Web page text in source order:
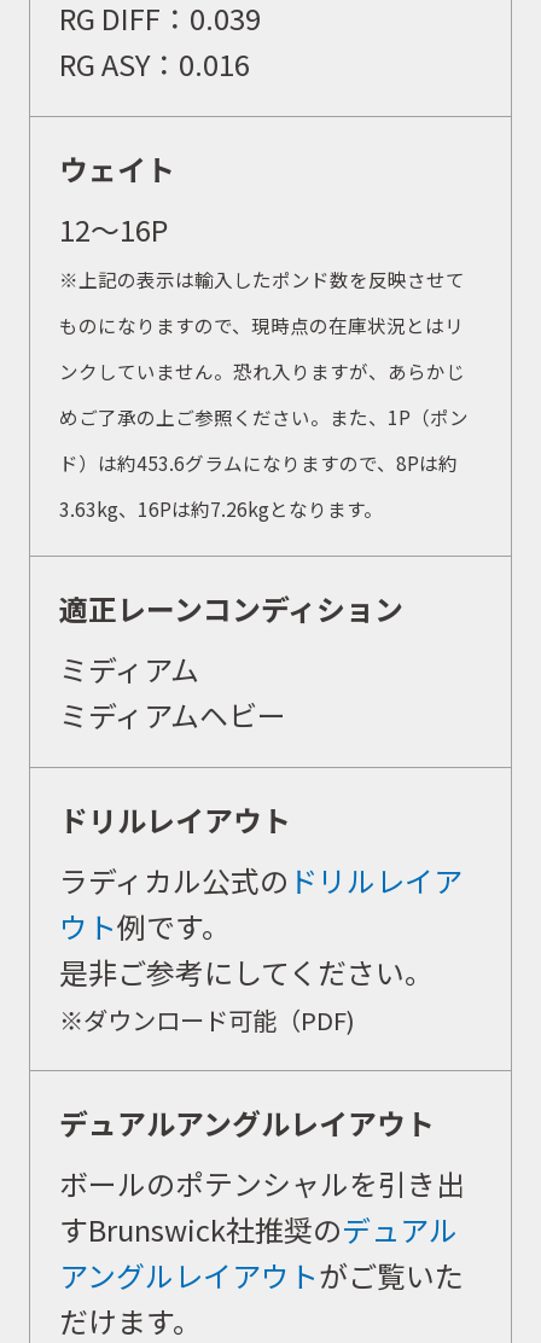
会社概要
RG DIFF： 0.039
RG ASY： 0.016
ウェイト
12〜16P
※上記の表示は輸入したポンド数を反映させて
ものになりますので、現時点の在庫状況とはリ
ンクしていません。恐れ入りますが、あらかじ
めご了承の上ご参照ください。また、1P（ポン
ド）は約453.6グラムになりますので、8Pは約
3.63kg、16Pは約7.26kgとなります。
適正レーンコンディション
ミディアム
ミディアムヘビー
ドリルレイアウト
ラディカル公式の ドリルレイア
ウト例です。
是非ご参考にしてください。
※ダウンロード可能（PDF)
デュアルアングルレイアウト
ボールのポテンシャルを引き出
すBrunswick社推奨のデュアル
アングルレイアウトがご覧いた
だけます。